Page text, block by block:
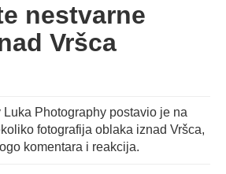
nestvarne
Vršca
Luka Photography postavio je na
fotografija oblaka iznad Vršca,
komentara i reakcija.